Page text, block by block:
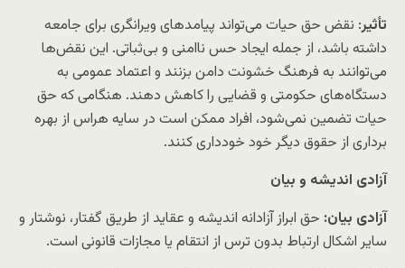
تأثیر: نقض حق حیات می‌تواند پیامدهای ویرانگری برای جامعه
داشته باشد، از جمله ایجاد حس ناامنی و بی‌ثباتی. این نقض‌ها
می‌توانند به فرهنگ خشونت دامن بزنند و اعتماد عمومی به
دستگاه‌های حکومتی و قضایی را کاهش دهند. هنگامی که حق
حیات تضمین نمی‌شود، افراد ممکن است در سایه هراس از بهره
برداری از حقوق دیگر خود خودداری کنند.
آزادی اندیشه و بیان
آزادی بیان: حق ابراز آزادانه اندیشه و عقاید از طریق گفتار، نوشتار و
سایر اشکال ارتباط بدون ترس از انتقام یا مجازات قانونی است.